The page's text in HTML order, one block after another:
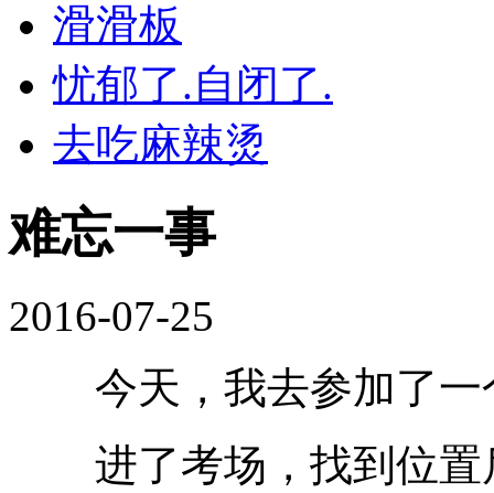
滑滑板
忧郁了.自闭了.
去吃麻辣烫
难忘一事
2016-07-25
今天，我去参加了一
进了考场，找到位置